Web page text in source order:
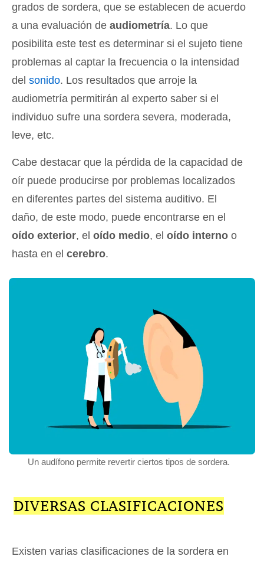
grados de sordera, que se establecen de acuerdo
a una evaluación de audiometría. Lo que
posibilita este test es determinar si el sujeto tiene
problemas al captar la frecuencia o la intensidad
del sonido. Los resultados que arroje la
audiometría permitirán al experto saber si el
individuo sufre una sordera severa, moderada,
leve, etc.
Cabe destacar que la pérdida de la capacidad de
oír puede producirse por problemas localizados
en diferentes partes del sistema auditivo. El
daño, de este modo, puede encontrarse en el
oído exterior, el oído medio, el oído interno o
hasta en el cerebro.
Un audífono permite revertir ciertos tipos de sordera.
DIVERSAS CLASIFICACIONES
Existen varias clasificaciones de la sordera en